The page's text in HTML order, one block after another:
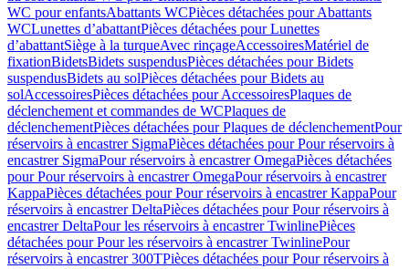
WC pour enfantsAbattants WCPièces détachées pour Abattants
WCLunettes d’abattantPièces détachées pour Lunettes
d’abattantSiège à la turqueAvec rinçageAccessoiresMatériel de
fixationBidetsBidets suspendusPièces détachées pour Bidets
suspendusBidets au solPièces détachées pour Bidets au
solAccessoiresPièces détachées pour AccessoiresPlaques de
déclenchement et commandes de WCPlaques de
déclenchementPièces détachées pour Plaques de déclenchementPour
réservoirs à encastrer SigmaPièces détachées pour Pour réservoirs à
encastrer SigmaPour réservoirs à encastrer OmegaPièces détachées
pour Pour réservoirs à encastrer OmegaPour réservoirs à encastrer
KappaPièces détachées pour Pour réservoirs à encastrer KappaPour
réservoirs à encastrer DeltaPièces détachées pour Pour réservoirs à
encastrer DeltaPour les réservoirs à encastrer TwinlinePièces
détachées pour Pour les réservoirs à encastrer TwinlinePour
réservoirs à encastrer 300TPièces détachées pour Pour réservoirs à